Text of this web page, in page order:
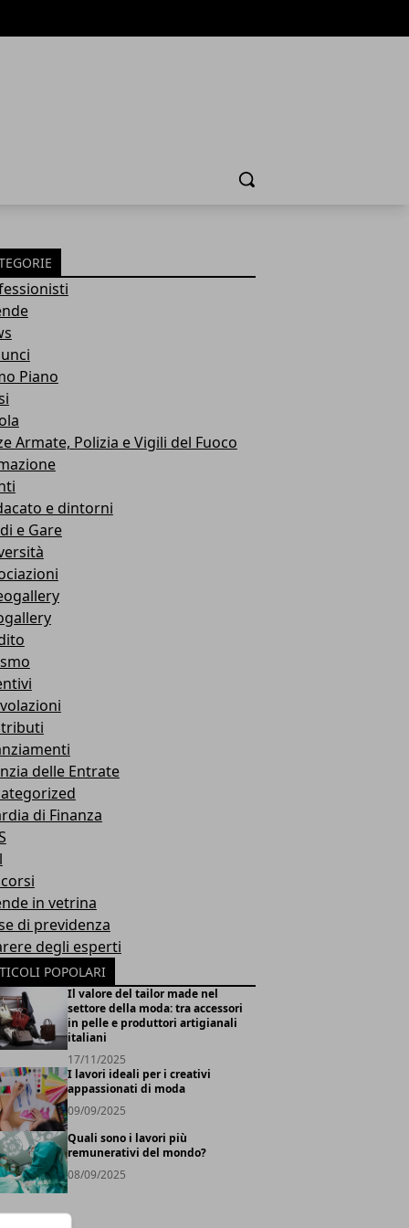
Cerca
Piano
Armate, Polizia e Vigili del Fuoco
e dintorni
e Gare
delle Entrate
di Finanza
in vetrina
di previdenza
degli esperti
POPOLARI
Il valore del tailor made nel
settore della moda: tra accessori
in pelle e produttori artigianali
italiani
17/11/2025
I lavori ideali per i creativi
appassionati di moda
09/09/2025
Quali sono i lavori più
remunerativi del mondo?
08/09/2025